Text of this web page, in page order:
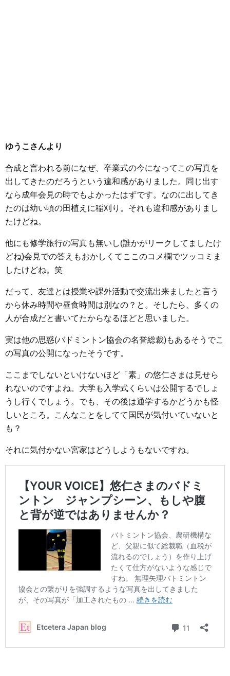
ゆうこさんより
合成と言われる前になぜ、卒業式の今になってこの写真を
出してきたのだろうという違和感がありました。同じ出す
なら成年会見の時でもよかったはずです。なのに出してき
たのは幼い頃の田植えに稲刈り。それも違和感がありまし
たけどね。
他にも修学旅行の写真も無いし(誰かがリークしてましたけ
どね)会見での答えもおかしくてここのコメ欄でツッコミま
したけどね。笑
だって、友達とは授業や課外活動で交流出来ましたと言う
から休み時間や昼食時間は別なの？と。そしたら、多くの
人が合成だと書いてたからなるほどと思いました。
実は他の思惑(バドミントン協会の名誉総裁)もあるそうでこ
の写真の公開になったそうです。
ここまでしないといけないほど「素」の悠仁さまは見せら
れないのですよね。大学も入学式くらいは公開するでしょ
うし行くでしょう。でも、その後は通学するかどうかも怪
しいところ。こんなことをしてて国民が気付いていないと
も？
それに気付かない宮家はどうしようもないですね。